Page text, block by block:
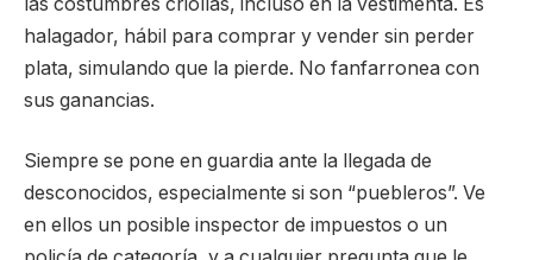
halagador, hábil para comprar y vender sin perder
plata, simulando que la pierde. No fanfarronea con
sus ganancias.
Siempre se pone en guardia ante la llegada de
desconocidos, especialmente si son “puebleros”. Ve
en ellos un posible inspector de impuestos o un